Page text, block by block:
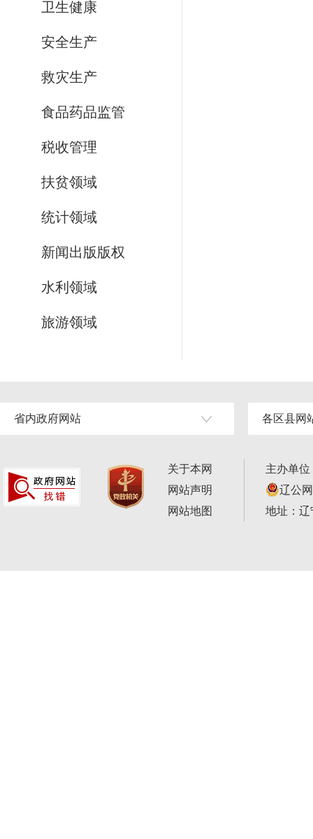
卫生健康
安全生产
救灾生产
食品药品监管
税收管理
扶贫领域
统计领域
新闻出版版权
水利领域
旅游领域
省内政府网站 各区县网
关于本网
网站声明
网站地图
主办单
辽公
地址：辽